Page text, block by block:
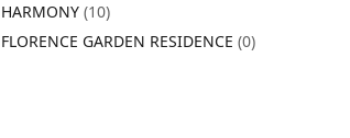
HARMONY (10)
FLORENCE GARDEN RESIDENCE (0)